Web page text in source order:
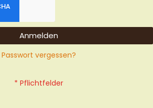
Anmelden
Passwort vergessen?